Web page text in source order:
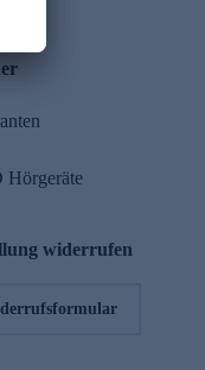
widerrufen